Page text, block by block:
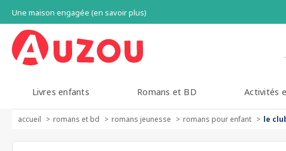
Une maison engagée (en savoir plus)
Livres enfants Romans et BD Activités
accueil romans et bd romans jeunesse romans pour enfant le